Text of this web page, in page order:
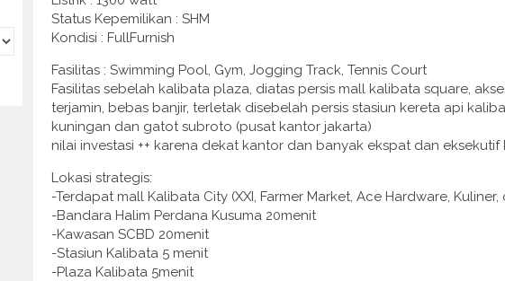
Status Kepemilikan : SHM
Kondisi : FullFurnish
Fasilitas : Swimming Pool, Gym, Jogging Track, Tennis Court
Fasilitas sebelah kalibata plaza, diatas persis mall kalibata square,
terjamin, bebas banjir, terletak disebelah persis stasiun kereta api
kuningan dan gatot subroto (pusat kantor jakarta)
nilai investasi ++ karena dekat kantor dan banyak ekspat dan
Lokasi strategis:
-Terdapat mall Kalibata City (XXI, Farmer Market, Ace Hardware, Kuliner,
-Bandara Halim Perdana Kusuma 20menit
-Kawasan SCBD 20menit
-Stasiun Kalibata 5 menit
-Plaza Kalibata 5menit